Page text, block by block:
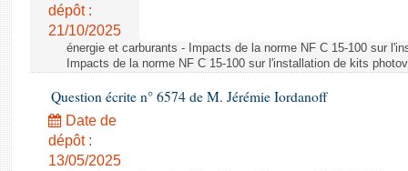
dépôt :
21/10/2025
énergie et carburants - Impacts de la norme NF C 15-100 sur
Impacts de la norme NF C 15-100 sur l'installation de kits
Question écrite n° 6574 de M. Jérémie Iordanoff
Date de
dépôt :
13/05/2025